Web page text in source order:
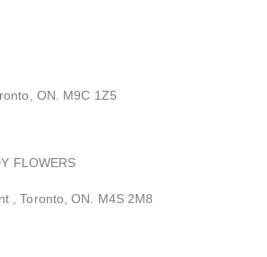
ON. M9C 1Z5
FLOWERS
, Toronto, ON. M4S 2M8